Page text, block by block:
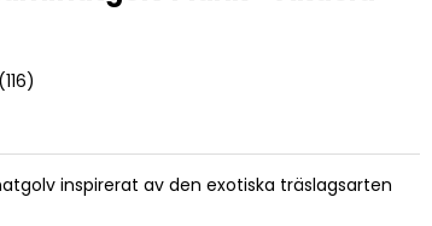
inspirerat av den exotiska träslagsarten